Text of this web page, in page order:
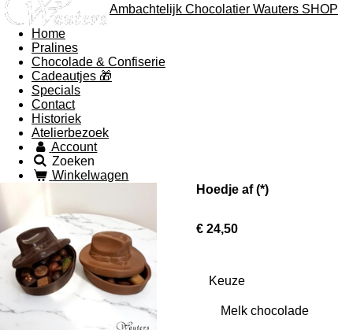
Ambachtelijk Chocolatier Wauters SHOP
Home
Pralines
Chocolade & Confiserie
Cadeautjes 🎁
Specials
Contact
Historiek
Atelierbezoek
Account
Zoeken
Winkelwagen
Hoedje af (*)
€ 24,50
Keuze